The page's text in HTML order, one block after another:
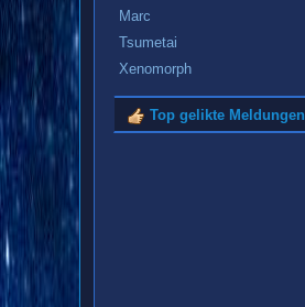
Marc
Tsumetai
Xenomorph
Top gelikte Meldungen